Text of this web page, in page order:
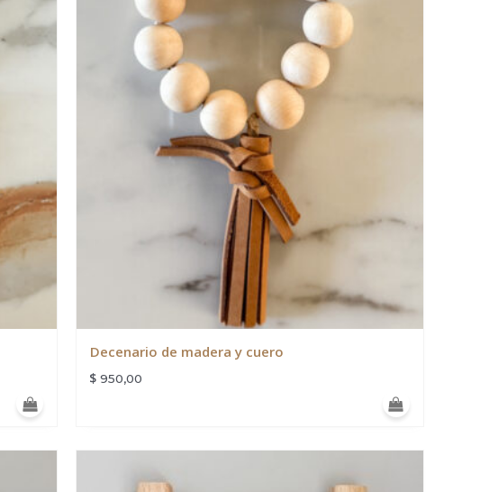
Decenario de madera y cuero
$950,00